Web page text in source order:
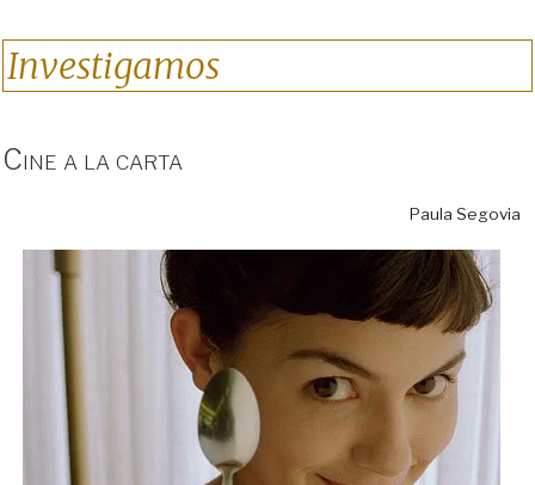
Investigamos
Cine a la carta
Paula Segovia